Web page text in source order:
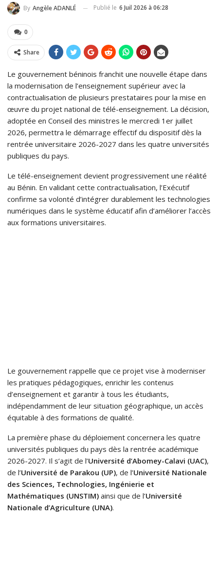
By Angèle ADANLÉ Publié le 6 Juil 2026 à 06:28
0
Share
Le gouvernement béninois franchit une nouvelle étape dans
la modernisation de l’enseignement supérieur avec la
contractualisation de plusieurs prestataires pour la mise en
œuvre du projet national de télé-enseignement. La décision,
adoptée en Conseil des ministres le mercredi 1er juillet
2026, permettra le démarrage effectif du dispositif dès la
rentrée universitaire 2026-2027 dans les quatre universités
publiques du pays.
Le télé-enseignement devient progressivement une réalité
au Bénin. En validant cette contractualisation, l’Exécutif
confirme sa volonté d’intégrer durablement les technologies
numériques dans le système éducatif afin d’améliorer l’accès
aux formations universitaires.
Le gouvernement rappelle que ce projet vise à moderniser
les pratiques pédagogiques, enrichir les contenus
d’enseignement et garantir à tous les étudiants,
indépendamment de leur situation géographique, un accès
équitable à des formations de qualité.
La première phase du déploiement concernera les quatre
universités publiques du pays dès la rentrée académique
2026-2027. Il s’agit de l’Université d’Abomey-Calavi (UAC),
de l’Université de Parakou (UP), de l’Université Nationale
des Sciences, Technologies, Ingénierie et
Mathématiques (UNSTIM) ainsi que de l’Université
Nationale d’Agriculture (UNA).